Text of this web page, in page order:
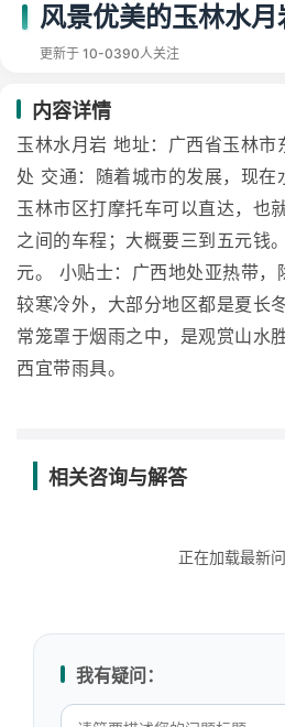
风景优美的玉林水月
更新于 10-0390人关注
内容详情
玉林水月岩 地址：广西省玉林市
处 交通：随着城市的发展，现在
玉林市区打摩托车可以直达，也
之间的车程；大概要三到五元钱
元。 小贴士：广西地处亚热带
较寒冷外，大部分地区都是夏长
常笼罩于烟雨之中，是观赏山水
西宜带雨具。
相关咨询与解答
正在加载最新
我有疑问：